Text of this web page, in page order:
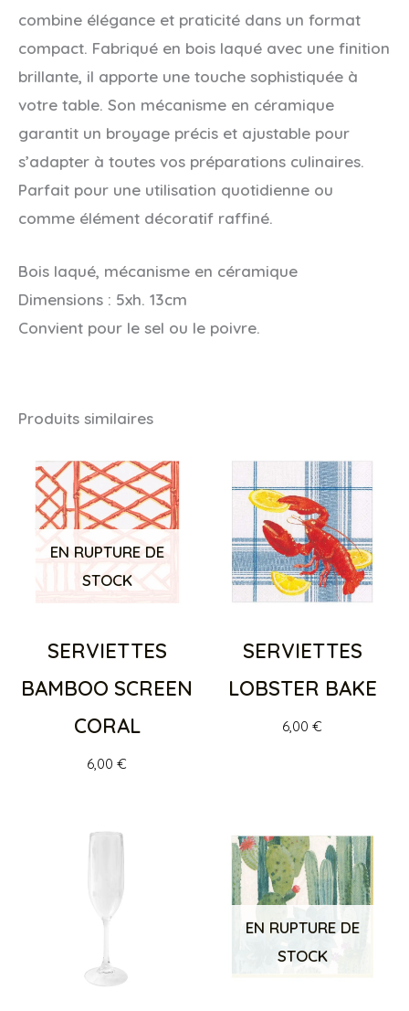
combine élégance et praticité dans un format
compact. Fabriqué en bois laqué avec une finition
brillante, il apporte une touche sophistiquée à
votre table. Son mécanisme en céramique
garantit un broyage précis et ajustable pour
s’adapter à toutes vos préparations culinaires.
Parfait pour une utilisation quotidienne ou
comme élément décoratif raffiné.
Bois laqué, mécanisme en céramique
Dimensions : 5xh. 13cm
Convient pour le sel ou le poivre.
Produits similaires
EN RUPTURE DE
STOCK
SERVIETTES
BAMBOO SCREEN
CORAL
6,00 €
SERVIETTES
LOBSTER BAKE
6,00 €
EN RUPTURE DE
STOCK